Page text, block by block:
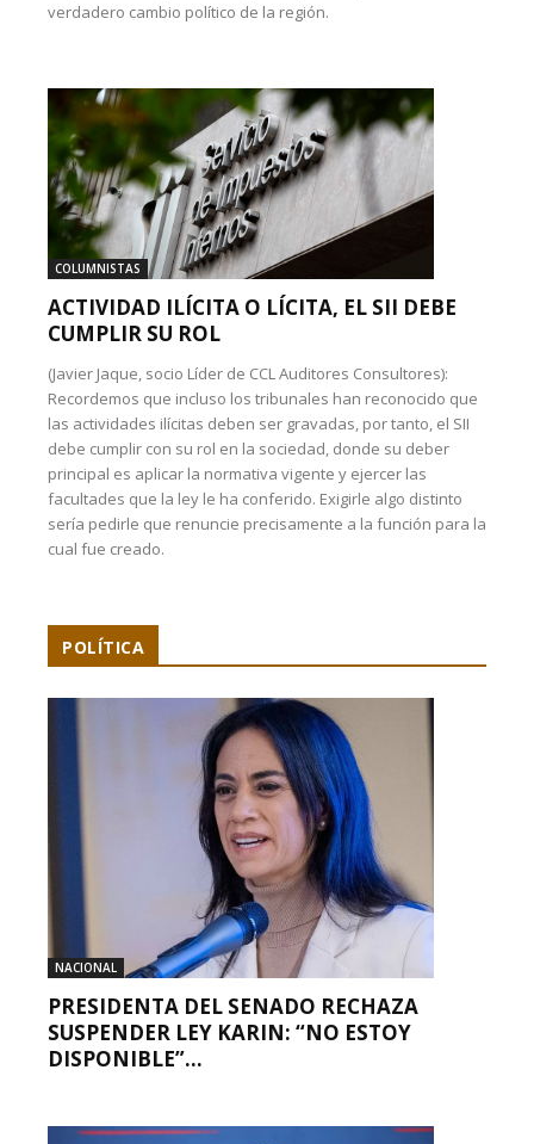
verdadero cambio político de la región.
COLUMNISTAS
ACTIVIDAD ILÍCITA O LÍCITA, EL SII DEBE
CUMPLIR SU ROL
(Javier Jaque, socio Líder de CCL Auditores Consultores):
Recordemos que incluso los tribunales han reconocido que
las actividades ilícitas deben ser gravadas, por tanto, el SII
debe cumplir con su rol en la sociedad, donde su deber
principal es aplicar la normativa vigente y ejercer las
facultades que la ley le ha conferido. Exigirle algo distinto
sería pedirle que renuncie precisamente a la función para la
cual fue creado.
POLÍTICA
NACIONAL
PRESIDENTA DEL SENADO RECHAZA
SUSPENDER LEY KARIN: “NO ESTOY
DISPONIBLE”...